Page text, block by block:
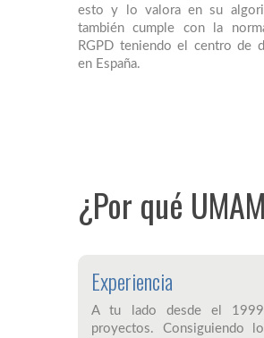
esto y lo valora en su
también cumple con la
RGPD teniendo el centro de
en España.
¿Por qué
Experiencia
A tu lado desde el
proyectos. Consiguiendo